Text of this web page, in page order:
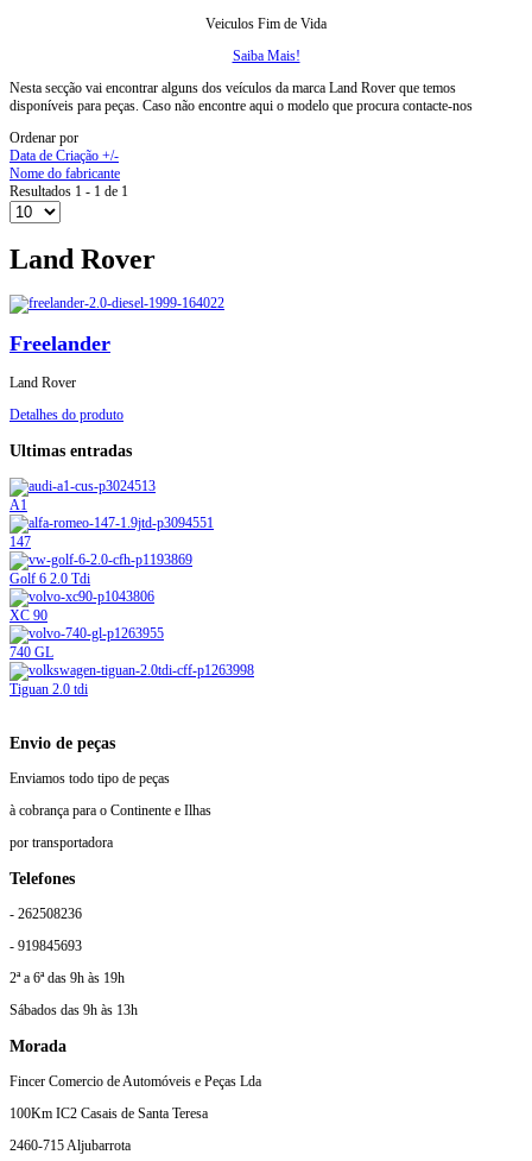
Veiculos Fim de Vida
Saiba Mais!
Nesta secção vai encontrar alguns dos veículos da marca Land Rover que temos
disponíveis para peças. Caso não encontre aqui o modelo que procura contacte-nos
Ordenar por
Data de Criação +/-
Nome do fabricante
Resultados 1 - 1 de 1
Land Rover
Freelander
Land Rover
Detalhes do produto
Ultimas entradas
A1
147
Golf 6 2.0 Tdi
XC 90
740 GL
Tiguan 2.0 tdi
Envio de peças
Enviamos todo tipo de peças
à cobrança para o Continente e Ilhas
por transportadora
Telefones
- 262508236
- 919845693
2ª a 6ª das 9h às 19h
Sábados das 9h às 13h
Morada
Fincer Comercio de Automóveis e Peças Lda
100Km IC2 Casais de Santa Teresa
2460-715 Aljubarrota